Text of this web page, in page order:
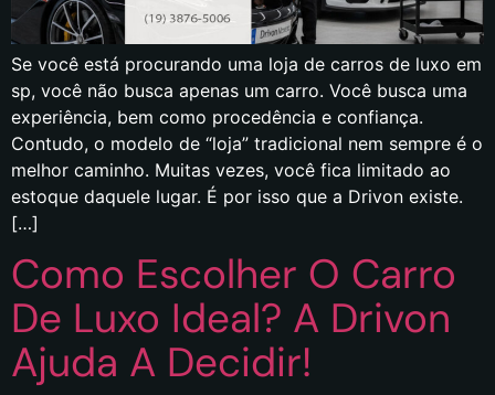
Se você está procurando uma loja de carros de luxo em
sp, você não busca apenas um carro. Você busca uma
experiência, bem como procedência e confiança.
Contudo, o modelo de “loja” tradicional nem sempre é o
melhor caminho. Muitas vezes, você fica limitado ao
estoque daquele lugar. É por isso que a Drivon existe.
[…]
Como Escolher O Carro
De Luxo Ideal? A Drivon
Ajuda A Decidir!